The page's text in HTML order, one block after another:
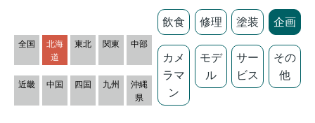
全国
北海
道
東北 関東 中部
近畿 中国 四国 九州
沖縄
県
飲食 修理 塗装 企画
カメ
ラマ
ン
モデ
ル
サー
ビス
その
他